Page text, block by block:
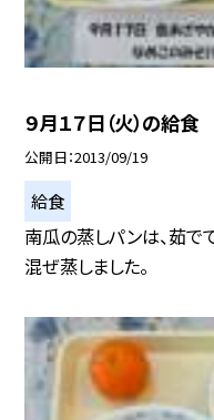
９月１７日（火）の給食
公開日 2013/09/19
給食
南瓜の蒸しパンは、茹
混ぜ蒸しました。